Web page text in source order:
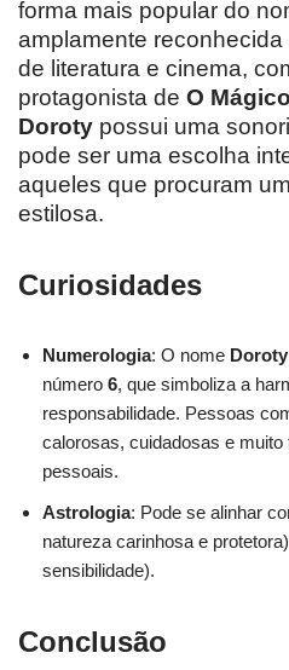
forma mais popular do
amplamente
de literatura e cinema,
protagonista de O
Doroty possui uma
pode ser uma escolha
aqueles que procuram
estilosa.
Curiosidades
Numerologia: O nome Doroty
número 6, que simboliza a
responsabilidade. Pessoas
calorosas, cuidadosas e
pessoais.
Astrologia: Pode se alinhar
natureza carinhosa e
sensibilidade).
Conclusão